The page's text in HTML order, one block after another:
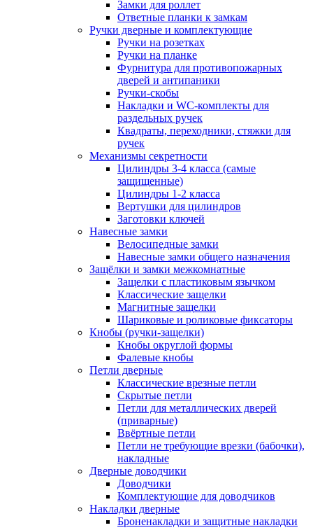
Замки для роллет
Ответные планки к замкам
Ручки дверные и комплектующие
Ручки на розетках
Ручки на планке
Фурнитура для противопожарных
дверей и антипаники
Ручки-скобы
Накладки и WC-комплекты для
раздельных ручек
Квадраты, переходники, стяжки для
ручек
Механизмы секретности
Цилиндры 3-4 класса (самые
защищенные)
Цилиндры 1-2 класса
Вертушки для цилиндров
Заготовки ключей
Навесные замки
Велосипедные замки
Навесные замки общего назначения
Защёлки и замки межкомнатные
Защелки с пластиковым язычком
Классические защелки
Магнитные защелки
Шариковые и роликовые фиксаторы
Кнобы (ручки-защелки)
Кнобы округлой формы
Фалевые кнобы
Петли дверные
Классические врезные петли
Скрытые петли
Петли для металлических дверей
(приварные)
Ввёртные петли
Петли не требующие врезки (бабочки),
накладные
Дверные доводчики
Доводчики
Комплектующие для доводчиков
Накладки дверные
Броненакладки и защитные накладки